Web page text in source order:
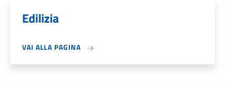
Edilizia
VAI ALLA PAGINA